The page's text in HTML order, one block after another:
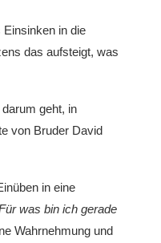
in die
das aufsteigt, was
geht, in
von Bruder David
in eine
was bin ich gerade
Wahrnehmung und